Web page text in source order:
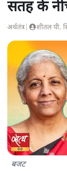
सतह के
अर्थतंत्र शीतल पी.
बजट